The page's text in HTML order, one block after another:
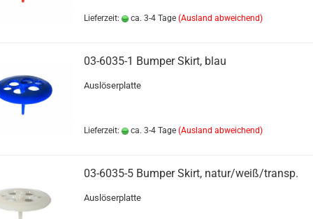
Lieferzeit: ca. 3-4 Tage (Ausland abweichend)
03-6035-1 Bumper Skirt, blau
Auslöserplatte
Lieferzeit: ca. 3-4 Tage (Ausland abweichend)
03-6035-5 Bumper Skirt, natur/weiß/transp.
Auslöserplatte